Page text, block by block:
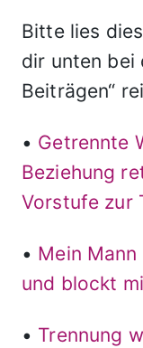
Bitte lies
dir unten bei
Beiträgen“
• Getrennte
Beziehung
Vorstufe zur
• Mein
und blockt
• Trennung